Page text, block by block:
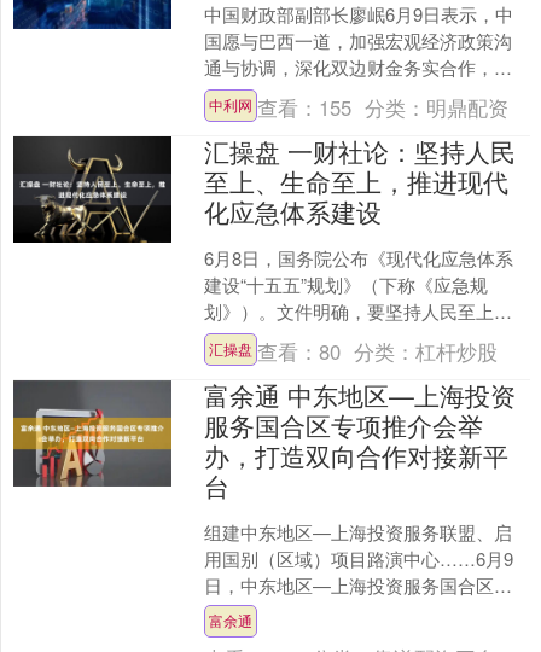
中国财政部副部长廖岷6月9日表示，中
国愿与巴西一道，加强宏观经济政策沟
通与协调，深化双边财金务实合作，加
强多边机制协调与合作，以自身经济稳
定发展为动荡的世界注入....
中利网 查看： 155 分类： 明鼎配资
汇操盘 一财社论：坚持人民
至上、生命至上，推进现代
化应急体系建设
6月8日，国务院公布《现代化应急体系
建设“十五五”规划》（下称《应急规
划》）。文件明确，要坚持人民至上、
生命至上等原则，坚决维护人民群众生
命财产安全和社会大局稳....
汇操盘 查看：80 分类：杠杆炒股
富余通 中东地区—上海投资
服务国合区专项推介会举
办，打造双向合作对接新平
台
组建中东地区—上海投资服务联盟、启
用国别（区域）项目路演中心……6月9
日，中东地区—上海投资服务国合区专
项推介会在上海东方枢纽国际商务合作
区（以下简称“国际商务....
富余通